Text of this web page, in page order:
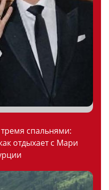
спальнями:
отдыхает с Мари